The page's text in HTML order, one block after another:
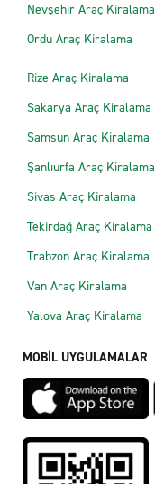
Nevşehir Araç Kiralama
Ordu Araç Kiralama
Rize Araç Kiralama
Sakarya Araç Kiralama
Samsun Araç Kiralama
Şanlıurfa Araç Kiralama
Sivas Araç Kiralama
Tekirdağ Araç Kiralama
Trabzon Araç Kiralama
Van Araç Kiralama
Yalova Araç Kiralama
MOBİL UYGULAMALAR